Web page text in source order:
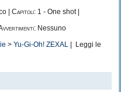
| Capitoli: 1 - One shot |
Nessuno
> Yu-Gi-Oh! ZEXAL | Leggi le